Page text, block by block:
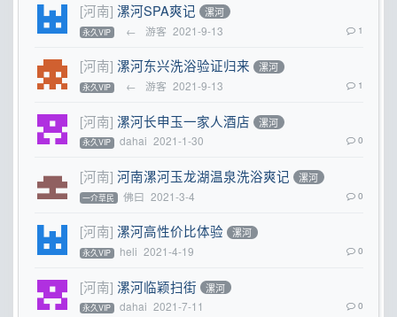
[河南] 漯河SPA爽记 漯河
永久VIP ← 游客 2021-9-13 1
[河南] 漯河东兴洗浴验证归来 漯河
永久VIP ← 游客 2021-9-13 1
[河南] 漯河长申玉一家人酒店 漯河
永久VIP dahai 2021-1-30 0
[河南] 河南漯河玉龙湖温泉洗浴爽记 漯河
一介草民 佛曰 2021-3-4 0
[河南] 漯河高性价比体验 漯河
永久VIP heli 2021-4-19 0
[河南] 漯河临颖扫街 漯河
永久VIP dahai 2021-7-11 0